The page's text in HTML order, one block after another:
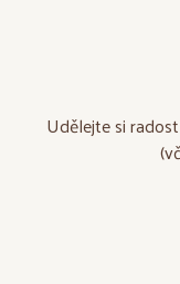
Udělejte si